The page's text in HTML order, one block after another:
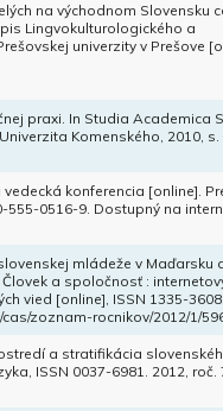
na východnom Slovensku
Lingvokulturologického a
univerzity v Prešove
praxi. In Studia Academica
Komenského, 2010, s.
konferencia [online].
555-0516-9. Dostupný na
mládeže v Maďarsku
a spoločnosť :
vied [online], ISSN 1335-
zoznam-rocnikov/2012/1/
a stratifikácia
ISSN 0037-6981. 2012, roč.